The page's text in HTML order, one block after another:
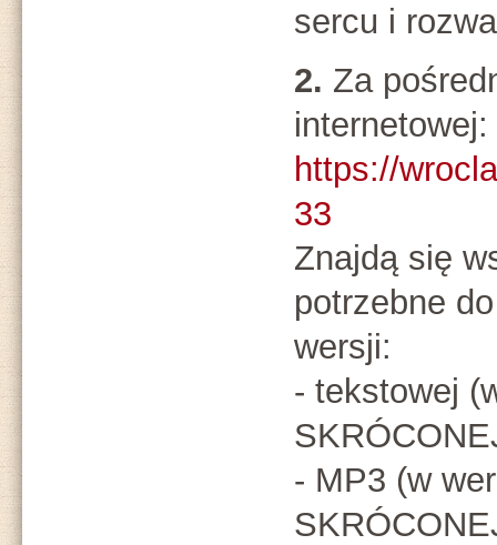
sercu i
2. Za
internetowej:
https://
33
Znajdą się
potrzebne
wersji:
- tekstowej
- MP3 (w